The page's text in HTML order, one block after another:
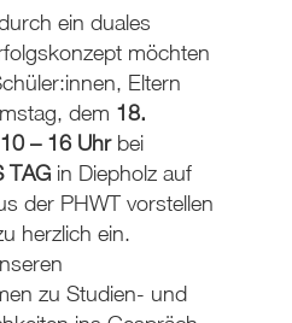
ein duales
möchten
Eltern
dem 18.
– 16 Uhrbei
TAGin Diepholz auf
der PHWT vorstellen
herzlich ein.
zu Studien- und